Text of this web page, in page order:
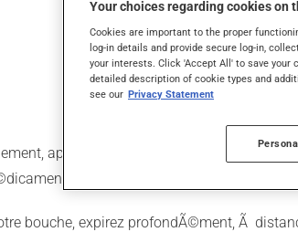
appuyez Ã fond sur le bouton
est prÃªt pour l'inhalation,
bouche, expirez profondÃ©ment, Ã
Your choices regarding cookies on
Cookies are important to the proper
log-in details and provide secure log-in,
your interests. Click 'Accept All' to save your
detailed description of cookie types and
see our Privacy Statement